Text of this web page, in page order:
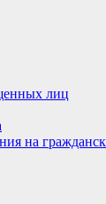
лиц
на